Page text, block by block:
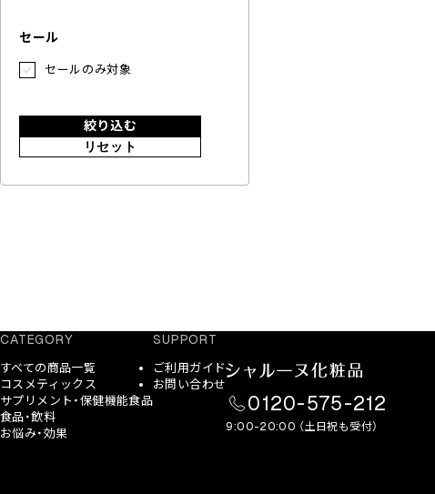
セール
セールのみ対象
絞り込む
リセット
CATEGORY
すべての商品一覧
コスメティックス
サプリメント・保健機能食品
食品・飲料
お悩み・効果
SUPPORT
ご利用ガイド
お問い合わせ
0120-575-212
9:00-20:00 （土日祝も受付）